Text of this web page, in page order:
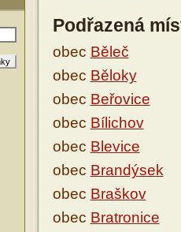
Podřazená
obec Běleč
obec Běloky
obec Beřovice
obec Bílichov
obec Blevice
obec Brandýsek
obec Braškov
obec Bratronice